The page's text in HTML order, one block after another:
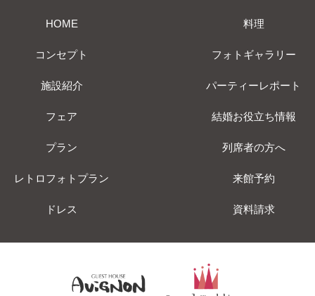
HOME
コンセプト
施設紹介
フェア
プラン
レトロフォトプラン
ドレス
料理
フォトギャラリー
パーティーレポート
結婚お役立ち情報
列席者の方へ
来館予約
資料請求